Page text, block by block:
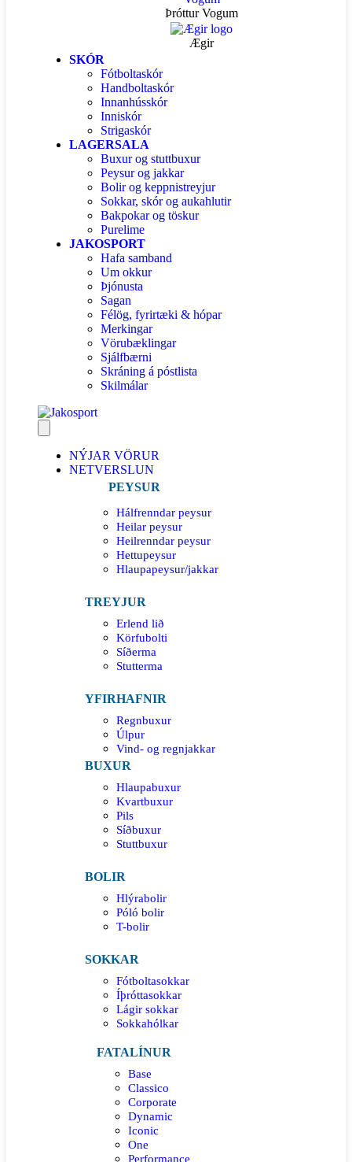
Þróttur Vogum
Ægir
SKÓR
Fótboltaskór
Handboltaskór
Innanhússkór
Inniskór
Strigaskór
LAGERSALA
Buxur og stuttbuxur
Peysur og jakkar
Bolir og keppnistreyjur
Sokkar, skór og aukahlutir
Bakpokar og töskur
Purelime
JAKOSPORT
Hafa samband
Um okkur
Þjónusta
Sagan
Félög, fyrirtæki & hópar
Merkingar
Vörubæklingar
Sjálfbærni
Skráning á póstlista
Skilmálar
NÝJAR VÖRUR
NETVERSLUN
PEYSUR
Hálfrenndar peysur
Heilar peysur
Heilrenndar peysur
Hettupeysur
Hlaupapeysur/jakkar
TREYJUR
Erlend lið
Körfubolti
Síðerma
Stutterma
YFIRHAFNIR
Regnbuxur
Úlpur
Vind- og regnjakkar
BUXUR
Hlaupabuxur
Kvartbuxur
Pils
Síðbuxur
Stuttbuxur
BOLIR
Hlýrabolir
Póló bolir
T-bolir
SOKKAR
Fótboltasokkar
Íþróttasokkar
Lágir sokkar
Sokkahólkar
FATALÍNUR
Base
Classico
Corporate
Dynamic
Iconic
One
Performance